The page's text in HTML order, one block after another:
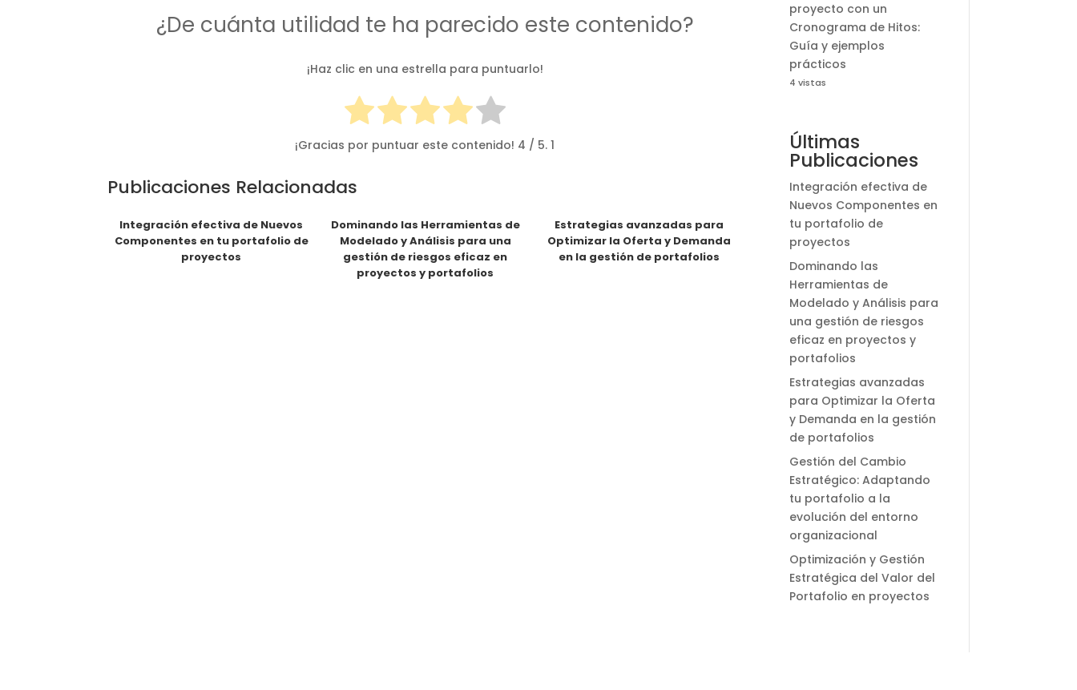
¿De cuánta utilidad te ha parecido este contenido?
¡Haz clic en una estrella para puntuarlo!
¡Gracias por puntuar este contenido! 4 / 5.1
Publicaciones Relacionadas
Integración efectiva de Nuevos
Componentes en tu portafolio de
proyectos
Dominando las Herramientas de
Modelado y Análisis para una
gestión de riesgos eficaz en
proyectos y portafolios
Estrategias avanzadas para
Optimizar la Oferta y Demanda
en la gestión de portafolios
proyecto con un
Cronograma de Hitos:
Guía y ejemplos
prácticos
4 vistas
Últimas
Publicaciones
Integración efectiva de
Nuevos Componentes en
tu portafolio de
proyectos
Dominando las
Herramientas de
Modelado y Análisis para
una gestión de riesgos
eficaz en proyectos y
portafolios
Estrategias avanzadas
para Optimizar la Oferta
y Demanda en la gestión
de portafolios
Gestión del Cambio
Estratégico: Adaptando
tu portafolio a la
evolución del entorno
organizacional
Optimización y Gestión
Estratégica del Valor del
Portafolio en proyectos